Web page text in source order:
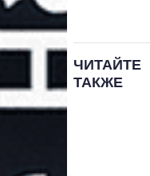
ЧИТАЙТЕ
ТАКЖЕ